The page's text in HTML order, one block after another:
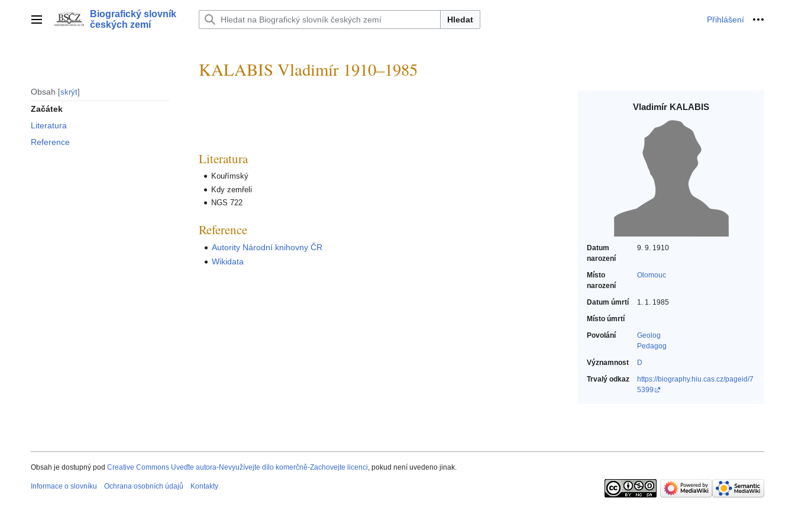
Hlavní menu
Biografický slovník
českých zemí
Hledat Přihlášení Osobní
Obsah skrýt
Začátek
Literatura
Reference
KALABIS Vladimír 1910–1985
Vladimír KALABIS
Datum
narození
9. 9. 1910
Místo
narození
Olomouc
Datum úmrtí
1. 1. 1985
Místo úmrtí
Povolání
Geolog‎
Pedagog‎
Významnost
D
Trvalý odkaz
https://biography.hiu.cas.cz/pageid/7
5399
Literatura
Kouřímský
Kdy zemřeli
NGS 722
Reference
Autority Národní knihovny ČR
Wikidata
Obsah je dostupný pod Creative Commons Uveďte autora-Nevyužívejte dílo komerčně-Zachovejte licenci, pokud není uvedeno jinak.
Informace o slovníku Ochrana osobních údajů Kontakty